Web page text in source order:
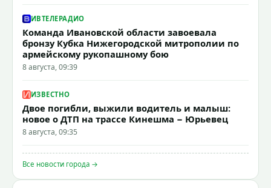
ИВТЕЛЕРАДИО
Команда Ивановской области завоевала
бронзу Кубка Нижегородской митрополии по
армейскому рукопашному бою
8 августа, 09:39
ИЗВЕСТНО
Двое погибли, выжили водитель и малыш:
новое о ДТП на трассе Кинешма − Юрьевец
8 августа, 09:35
Все новости города →